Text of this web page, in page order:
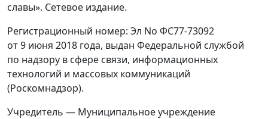
славы». Сетевое издание.
Регистрационный номер: Эл No ФС77-73092
от 9 июня 2018 года, выдан Федеральной службой
по надзору в сфере связи, информационных
технологий и массовых коммуникаций
(Роскомнадзор).
Учредитель — Муниципальное учреждение